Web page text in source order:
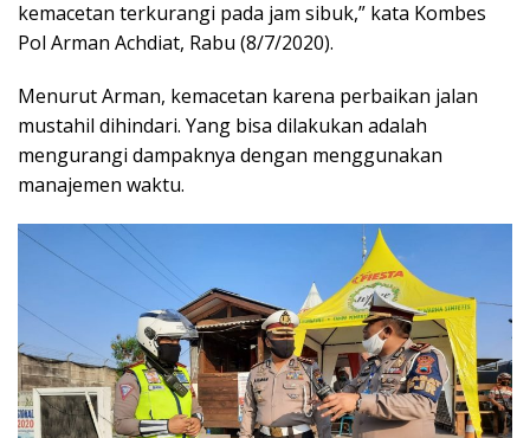
kemacetan terkurangi pada jam sibuk,” kata Kombes
Pol Arman Achdiat, Rabu (8/7/2020).
Menurut Arman, kemacetan karena perbaikan jalan
mustahil dihindari. Yang bisa dilakukan adalah
mengurangi dampaknya dengan menggunakan
manajemen waktu.